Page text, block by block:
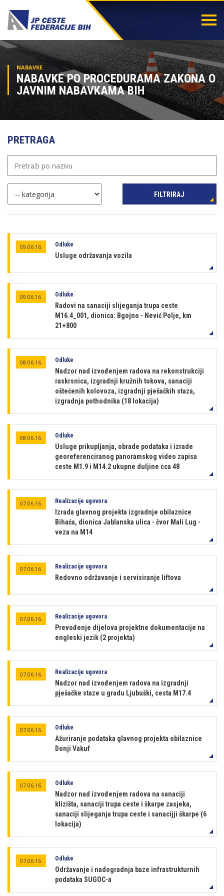
NABAVKE
NABAVKE PO PROCEDURAMA ZAKONA O
JAVNIM NABAVKAMA BIH
PRETRAGA
FILTRIRAJ
09.06.16. Odluke
Usluge održavanja vozila
09.06.16. Odluke
Radovi na sanaciji slijeganja trupa ceste
M16.4_001, dionica: Bgojno - Nević Polje, km
21+800
08.06.16. Odluke
Nadzor nad izvođenjem radova na rekonstrukciji
raskrsnica, izgradnji kružnih tokova, sanaciji
oštećenih kolovoza, izgradnji pješačkih staza,
izgradnja pothodnika (18 lokacija)
08.06.16. Odluke
Usluge prikupljanja, obrade podataka i izrade
georeferenciranog panoramskog video zapisa
ceste M1.9 i M14.2 ukupne duljine cca 48
07.06.16. Realizacije ugovora
Izrada glavnog projekta izgradnje obilaznice
Bihaća, dionica Jablanska ulica - čvor Mali Lug -
veza na M14
07.06.16. Realizacije ugovora
Redovno održavanje i servisiranje liftova
07.06.16. Realizacije ugovora
Prevođenje dijelova projektne dokumentacije na
engleski jezik (2 projekta)
07.06.16. Realizacije ugovora
Nadzor nad izvođenjem radova na izgradnji
pješačke staze u gradu Ljubuški, cesta M17.4
07.06.16. Odluke
Ažuriranje podataka glavnog projekta obilaznice
Donji Vakuf
07.06.16. Odluke
Nadzor nad izvođenjem radova na sanaciji
klizišta, sanaciji trupa ceste i škarpe zasjeka,
sanaciji slijeganja trupa ceste i sanacijji škarpe (6
lokacija)
07.06.16. Odluke
Održavanje i nadogradnja baze infrastrukturnih
podataka SUGOC-a